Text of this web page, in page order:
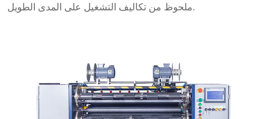
ملحوظ من تكاليف التشغيل على المدى الطويل.